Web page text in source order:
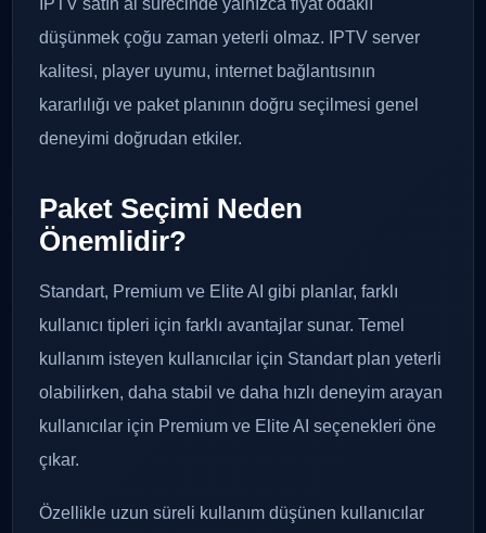
IPTV satın al sürecinde yalnızca fiyat odaklı
düşünmek çoğu zaman yeterli olmaz. IPTV server
kalitesi, player uyumu, internet bağlantısının
kararlılığı ve paket planının doğru seçilmesi genel
deneyimi doğrudan etkiler.
Paket Seçimi Neden
Önemlidir?
Standart, Premium ve Elite AI gibi planlar, farklı
kullanıcı tipleri için farklı avantajlar sunar. Temel
kullanım isteyen kullanıcılar için Standart plan yeterli
olabilirken, daha stabil ve daha hızlı deneyim arayan
kullanıcılar için Premium ve Elite AI seçenekleri öne
çıkar.
Özellikle uzun süreli kullanım düşünen kullanıcılar